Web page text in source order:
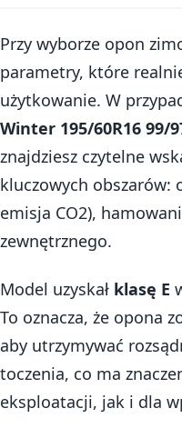
Przy wyborze opon
parametry, które
użytkowanie. W
Winter 195/60R16 99/
znajdziesz czytelne
kluczowych obszarów:
emisja CO2),
zewnętrznego.
Model uzyskał klasę E
To oznacza, że opona
aby utrzymywać
toczenia, co ma
eksploatacji, jak i dla